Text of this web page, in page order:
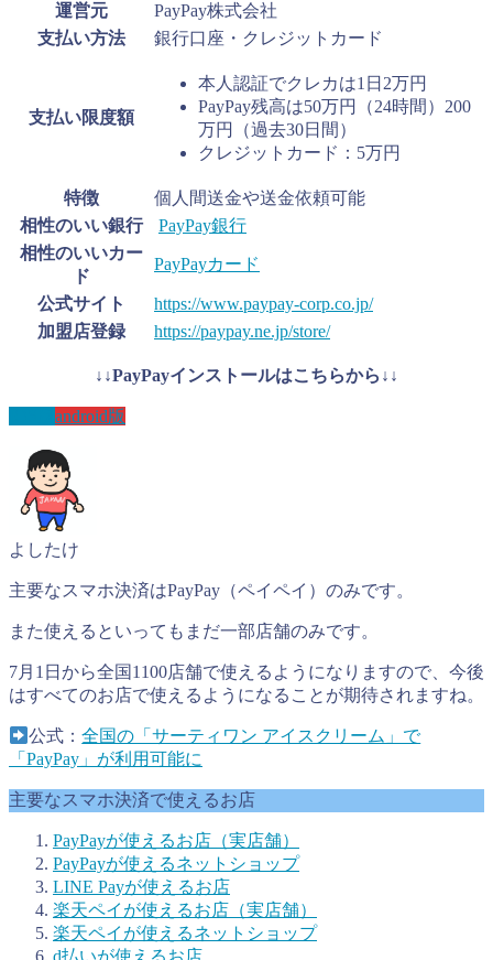
運営元
PayPay株式会社
支払い方法
銀行口座・クレジットカード
支払い限度額
本人認証でクレカは1日2万円
PayPay残高は50万円（24時間）200
万円（過去30日間）
クレジットカード：5万円
特徴
個人間送金や送金依頼可能
相性のいい銀行
PayPay銀行
相性のいいカー
ド
PayPayカード
公式サイト
https://www.paypay-corp.co.jp/
加盟店登録
https://paypay.ne.jp/store/
↓↓PayPayインストールはこちらから↓↓
android版
よしたけ
主要なスマホ決済はPayPay（ペイペイ）のみです。
また使えるといってもまだ一部店舗のみです。
7月1日から全国1100店舗で使えるようになりますので、今後
はすべてのお店で使えるようになることが期待されますね。
公式：全国の「サーティワン アイスクリーム」で
「PayPay」が利用可能に
主要なスマホ決済で使えるお店
PayPayが使えるお店（実店舗）
PayPayが使えるネットショップ
LINE Payが使えるお店
楽天ペイが使えるお店（実店舗）
楽天ペイが使えるネットショップ